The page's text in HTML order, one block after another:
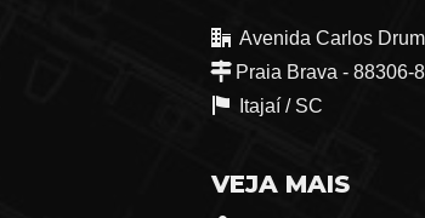
Avenida Carlos
Praia Brava - 88306-
Itajaí / SC
VEJA MAIS